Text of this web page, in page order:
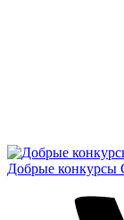
Добрые конкурсы